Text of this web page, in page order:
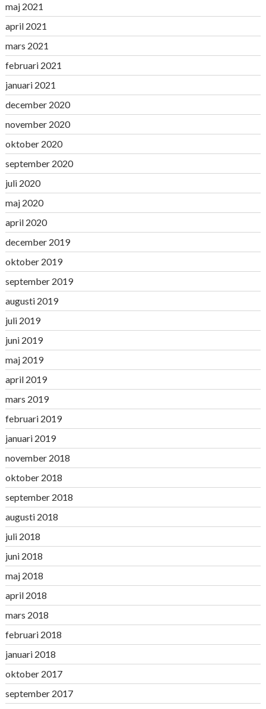
maj 2021
april 2021
mars 2021
februari 2021
januari 2021
december 2020
november 2020
oktober 2020
september 2020
juli 2020
maj 2020
april 2020
december 2019
oktober 2019
september 2019
augusti 2019
juli 2019
juni 2019
maj 2019
april 2019
mars 2019
februari 2019
januari 2019
november 2018
oktober 2018
september 2018
augusti 2018
juli 2018
juni 2018
maj 2018
april 2018
mars 2018
februari 2018
januari 2018
oktober 2017
september 2017